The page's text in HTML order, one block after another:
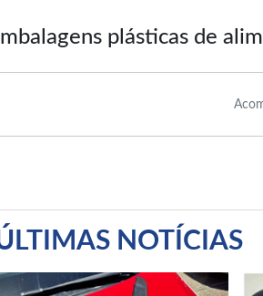
plásticas de
NOTÍCIAS